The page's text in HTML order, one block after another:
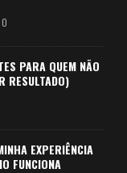
PARA QUEM NÃO
RESULTADO)
EXPERIÊNCIA
FUNCIONA